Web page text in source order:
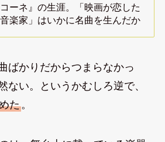
コーネ』の生涯。「映画が恋した
音楽家」はいかに名曲を生んだか
ばかりだからつまらなかっ
ない。というかむしろ逆で、
た。